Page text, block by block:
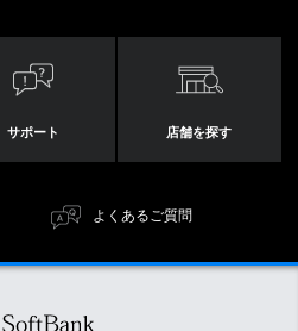
サポート 店舗を探す
よくあるご質問